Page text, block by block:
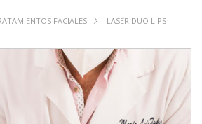
FACIALES LASER DUO LIPS